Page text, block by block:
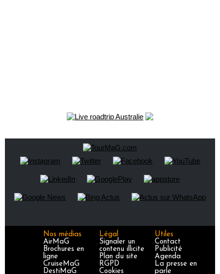
Nos médias
AirMaG
Brochures en
ligne
CruiseMaG
DestiMaG
Légal
Signaler un
contenu illicite
Plan du site
RGPD
Cookies
Utiles
Contact
Publicité
Agenda
La presse en
parle